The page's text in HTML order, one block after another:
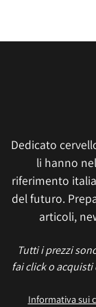
Dedicato
li hanno
riferimento
del futuro.
articoli,
Tutti i prezzi
fai click o
Informativa sui